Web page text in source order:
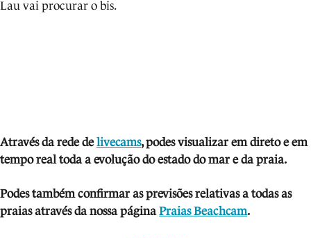
Lau vai procurar o bis.
Através da rede delivecams, podes visualizar em direto e em
tempo real toda a evolução do estado do mar e da praia.
Podes também confirmar as previsões relativas a todas as
praias através da nossa páginaPraias Beachcam.